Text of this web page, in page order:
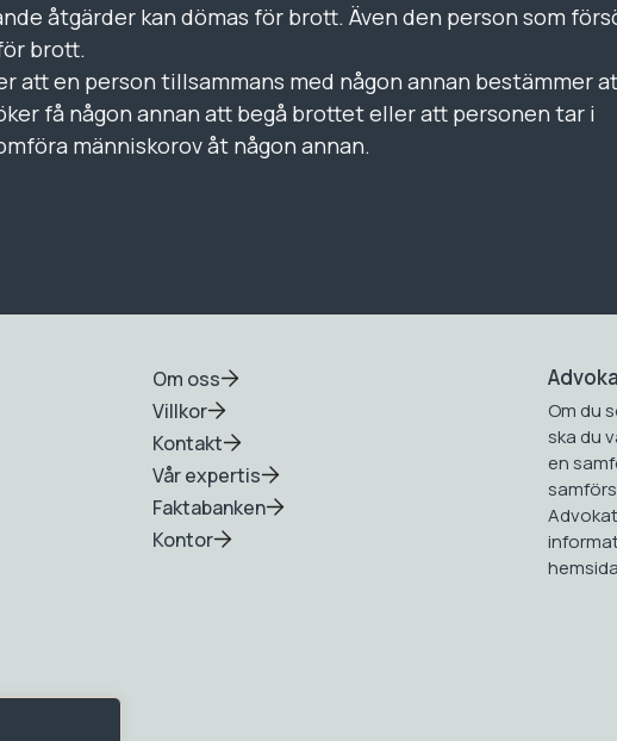
åtgärder kan dömas för brott. Även den person som
brott.
att en person tillsammans med någon annan bestämmer
få någon annan att begå brottet eller att personen tar i
människorov åt någon annan.
Om oss
Villkor
Kontakt
Vår expertis
Faktabanken
Kontor
Om du
ska du
en